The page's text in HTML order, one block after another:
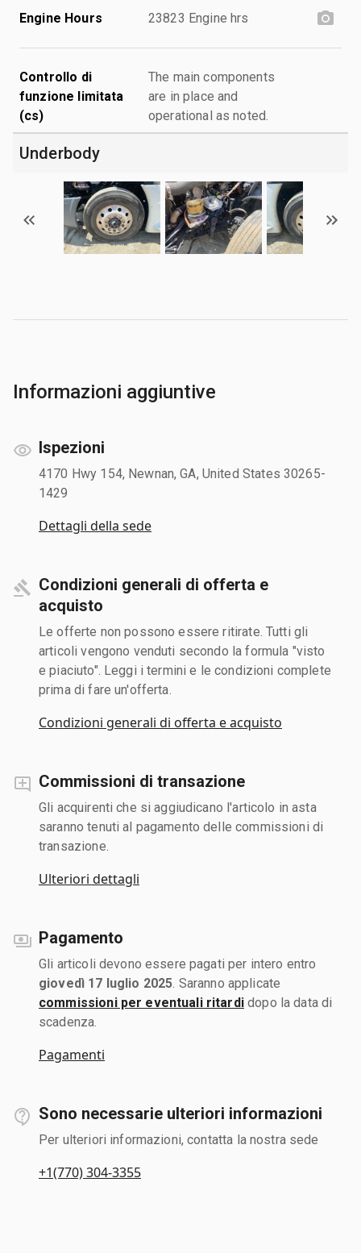
Engine Hours 23823 Engine hrs
Controllo di
funzione limitata
(cs)
The main components
are in place and
operational as noted.
Underbody
Informazioni aggiuntive
Ispezioni
4170 Hwy 154, Newnan, GA, United States 30265-
1429
Dettagli della sede
Condizioni generali di offerta e
acquisto
Le offerte non possono essere ritirate. Tutti gli
articoli vengono venduti secondo la formula "visto
e piaciuto". Leggi i termini e le condizioni complete
prima di fare un'offerta.
Condizioni generali di offerta e acquisto
Commissioni di transazione
Gli acquirenti che si aggiudicano l'articolo in asta
saranno tenuti al pagamento delle commissioni di
transazione.
Ulteriori dettagli
Pagamento
Gli articoli devono essere pagati per intero entro
giovedì 17 luglio 2025 . Saranno applicate
commissioni per eventuali ritardidopo la data di
scadenza.
Pagamenti
Sono necessarie ulteriori informazioni
Per ulteriori informazioni, contatta la nostra sede
+1(770) 304-3355